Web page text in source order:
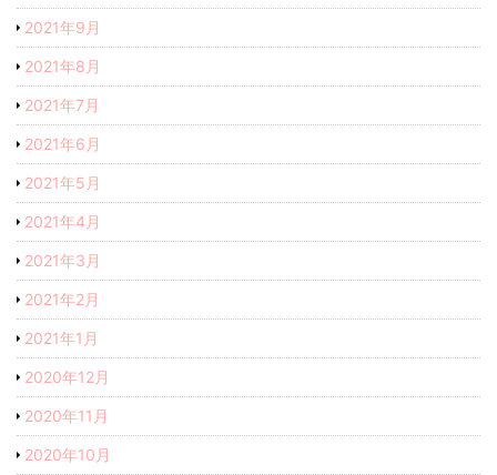
2021年9月
2021年8月
2021年7月
2021年6月
2021年5月
2021年4月
2021年3月
2021年2月
2021年1月
2020年12月
2020年11月
2020年10月